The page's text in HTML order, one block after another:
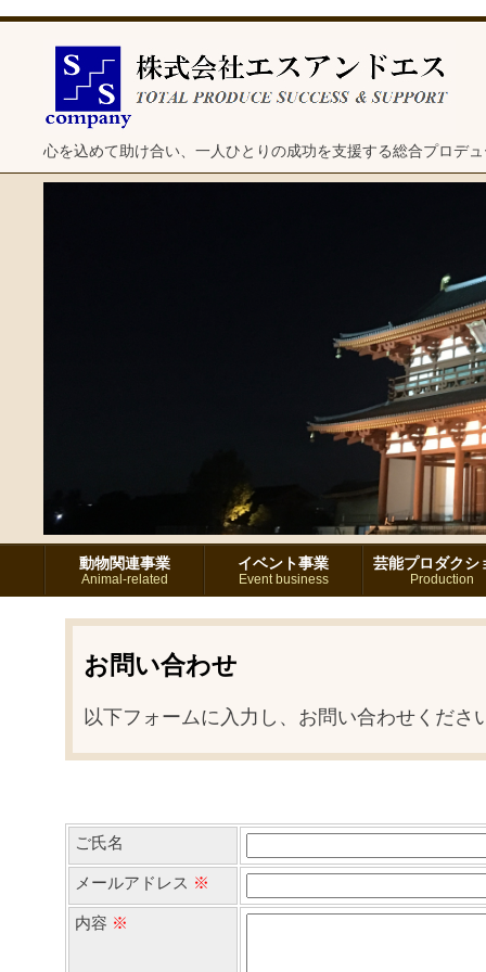
心を込めて助け合い、一人ひとりの成功を支援する総合プロデ
動物関連事業
Animal-related
イベント事業
Event business
芸能プロダクシ
Production
お問い合わせ
以下フォームに入力し、お問い合わせくださ
ご氏名
メールアドレス ※
内容 ※